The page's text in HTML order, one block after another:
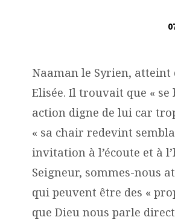
Naaman le Syrien,
Elisée. Il trouvait que « se
action digne de lui car
« sa chair redevint
invitation à l’écoute et à
Seigneur, sommes-nous
qui peuvent être des «
que Dieu nous parle